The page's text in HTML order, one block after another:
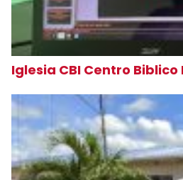
Iglesia CBI Centro